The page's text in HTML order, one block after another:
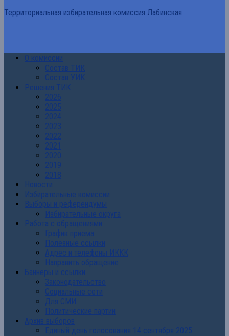
Территориальная избирательная комиссия Лабинская
О комиссии
Состав ТИК
Состав УИК
Решения ТИК
2026
2025
2024
2023
2022
2021
2020
2019
2018
Новости
Избирательные комиссии
Выборы и референдумы
Избирательные округа
Работа с обращениями
График приема
Полезные ссылки
Адрес и телефоны ИККК
Направить обращение
Баннеры и ссылки
Законодательство
Социальные сети
Для СМИ
Политические партии
Архив выборов
Единый день голосования 14 сентября 2025